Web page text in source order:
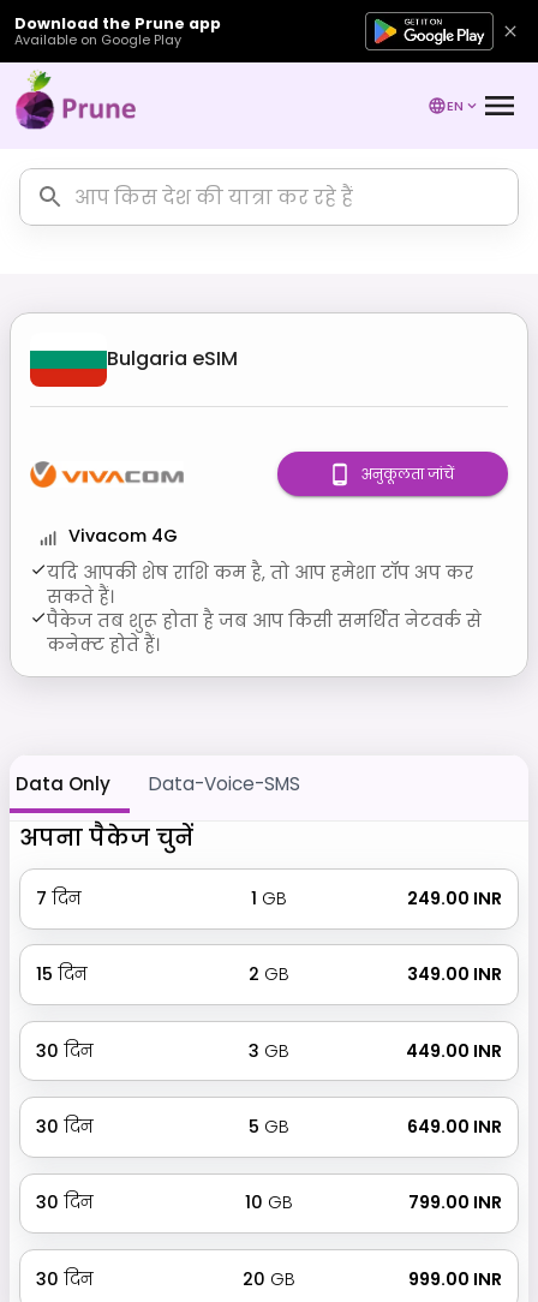
Download the Prune app
Available on Google Play
EN
Bulgaria eSIM
Vivacom 4G
यदि आपकी शेष राशि कम है, तो आप हमेशा टॉप अप कर
सकते हैं।
पैकेज तब शुरू होता है जब आप किसी समर्थित नेटवर्क से
कनेक्ट होते हैं।
अनुकूलता जांचें
Data Only Data-Voice-SMS
अपना पैकेज चुनें
7 दिन 1 GB ₹ 249.00 INR
15 दिन 2 GB ₹ 349.00 INR
30 दिन 3 GB ₹ 449.00 INR
30 दिन 5 GB ₹ 649.00 INR
30 दिन 10 GB ₹ 799.00 INR
30 दिन 20 GB ₹ 999.00 INR